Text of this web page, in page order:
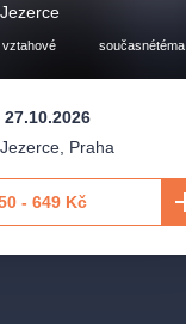
vztahové současnétéma
27.10.2026
, Praha
- 649 Kč